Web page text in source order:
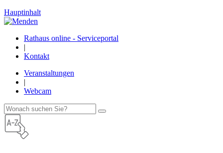
Hauptinhalt
Rathaus online - Serviceportal
|
Kontakt
Veranstaltungen
|
Webcam